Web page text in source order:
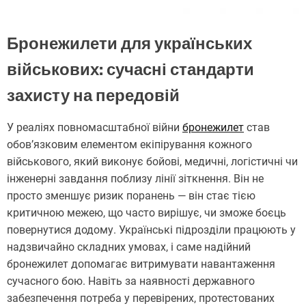
Бронежилети для українських
військових: сучасні стандарти
захисту на передовій
У реаліях повномасштабної війни бронежилет став
обов’язковим елементом екіпірування кожного
військового, який виконує бойові, медичні, логістичні чи
інженерні завдання поблизу лінії зіткнення. Він не
просто зменшує ризик поранень — він стає тією
критичною межею, що часто вирішує, чи зможе боєць
повернутися додому. Українські підрозділи працюють у
надзвичайно складних умовах, і саме надійний
бронежилет допомагає витримувати навантаження
сучасного бою. Навіть за наявності державного
забезпечення потреба у перевірених, протестованих